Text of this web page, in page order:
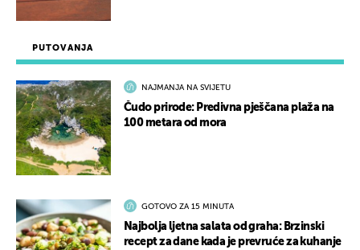
PUTOVANJA
NAJMANJA NA SVIJETU
Čudo prirode: Predivna pješčana plaža na
100 metara od mora
GOTOVO ZA 15 MINUTA
Najbolja ljetna salata od graha: Brzinski
recept za dane kada je prevruće za kuhanje